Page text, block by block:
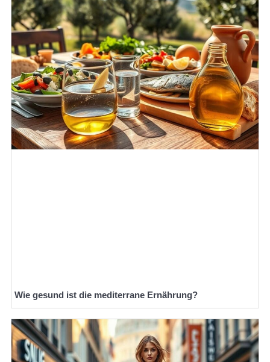
Wie gesund ist die mediterrane Ernährung?